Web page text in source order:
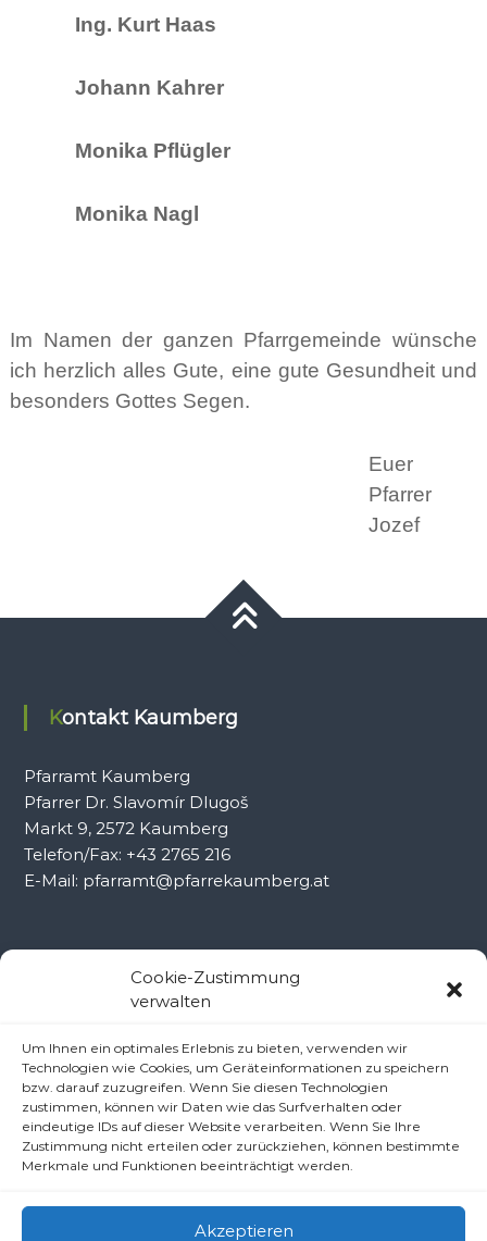
Cookie-Zustimmung
verwalten
Um Ihnen ein optimales Erlebnis zu bieten, verwenden wir
Technologien wie Cookies, um Geräteinformationen zu speichern
bzw. darauf zuzugreifen. Wenn Sie diesen Technologien
zustimmen, können wir Daten wie das Surfverhalten oder
eindeutige IDs auf dieser Website verarbeiten. Wenn Sie Ihre
Zustimmung nicht erteilen oder zurückziehen, können bestimmte
Merkmale und Funktionen beeinträchtigt werden.
Akzeptieren
Ing. Kurt Haas
Johann Kahrer
Monika Pflügler
Monika Nagl
Im Namen der ganzen Pfarrgemeinde wünsche
ich herzlich alles Gute, eine gute Gesundheit und
besonders Gottes Segen.
Euer
Pfarrer
Jozef
Kontakt Kaumberg
Pfarramt Kaumberg
Pfarrer Dr. Slavomír Dlugoš
Markt 9, 2572 Kaumberg
Telefon/Fax: +43 2765 216
E-Mail: pfarramt@pfarrekaumberg.at
Kontakt Ramsau
Pfarrer Dr. Slavomír Dlugoš
Oberdörfl 8, 3172 Ramsau
Telefon: +43 2764 8240
E-Mail: pfarre.ramsau@gmx.at